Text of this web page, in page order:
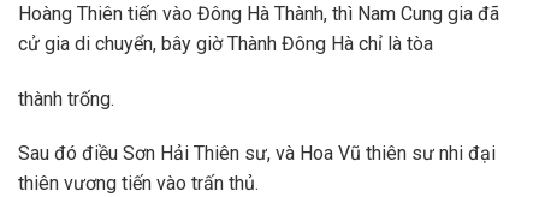
Hoàng Thiên tiến vào Đông Hà Thành, thì Nam Cung gia đã
cử gia di chuyển, bây giờ Thành Đông Hà chỉ là tòa
thành trống.
Sau đó điều Sơn Hải Thiên sư, và Hoa Vũ thiên sư nhi đại
thiên vương tiến vào trấn thủ.